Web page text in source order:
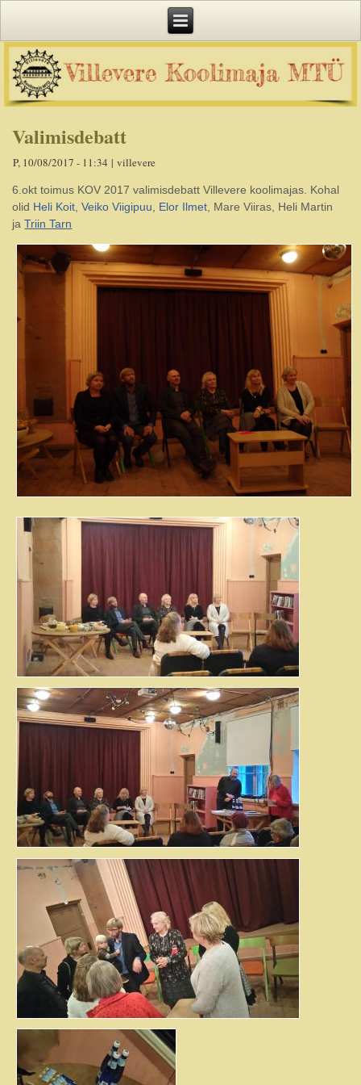
Valimisdebatt
P, 10/08/2017 - 11:34 |villevere
6.okt toimus KOV 2017 valimisdebatt Villevere koolimajas. Kohal
olid Heli Koit,Veiko Viigipuu, Elor Ilmet, Mare Viiras, Heli Martin
jaTriin Tarn